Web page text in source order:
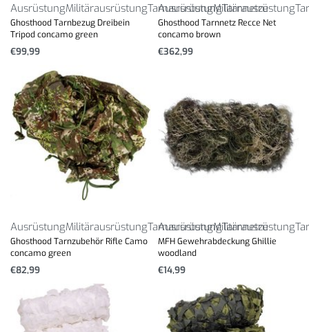
AusrüstungMilitärausrüstungTarnausrüstungTarnnetze
Ghosthood Tarnbezug Dreibein
Tripod concamo green
€99,99
AusrüstungMilitärausrüstung
Ghosthood Tarnnetz Recce Net
concamo brown
€362,99
AusrüstungMilitärausrüstungTarnausrüstungTarnnetze
Ghosthood Tarnzubehör Rifle Camo
concamo green
€82,99
AusrüstungMilitärausrüstung
MFH Gewehrabdeckung Ghillie
woodland
€14,99